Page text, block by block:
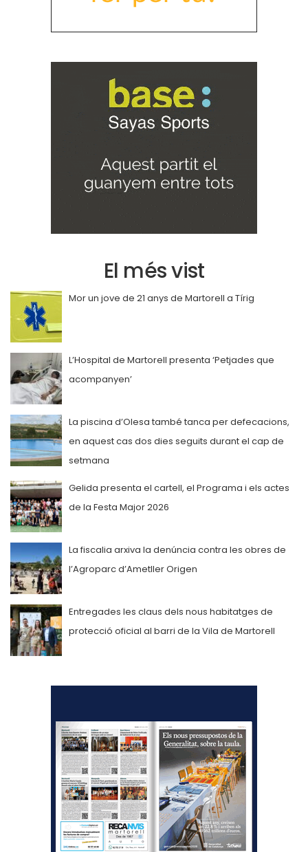
El més vist
Mor un jove de 21 anys de Martorell a Tírig
L’Hospital de Martorell presenta ‘Petjades que
acompanyen’
La piscina d’Olesa també tanca per defecacions,
en aquest cas dos dies seguits durant el cap de
setmana
Gelida presenta el cartell, el Programa i els actes
de la Festa Major 2026
La fiscalia arxiva la denúncia contra les obres de
l’Agroparc d’Ametller Origen
Entregades les claus dels nous habitatges de
protecció oficial al barri de la Vila de Martorell